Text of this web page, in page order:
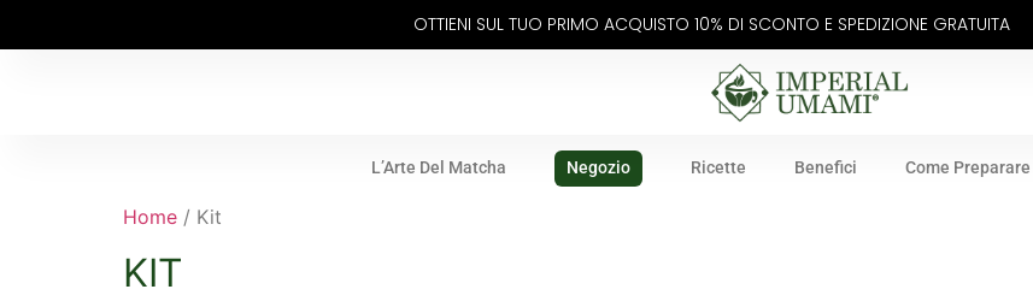
OTTIENI SUL TUO PRIMO ACQUISTO 10% DI SCONTO E SPEDIZIONE GRATUITA
L’Arte Del Matcha Negozio Ricette Benefici Come Preparare
Home / Kit
KIT